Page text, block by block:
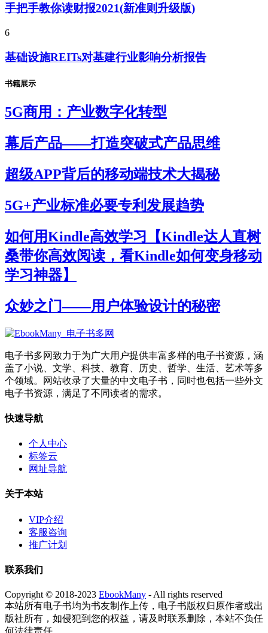
手把手教你读财报2021(新准则升级版)
6
基础设施REITs对基建行业影响分析报告
书籍展示
5G商用：产业数字化转型
幕后产品——打造突破式产品思维
超级APP背后的移动端技术大揭秘
5G+产业标准必要专利发展趋势
如何用Kindle高效学习【Kindle达人直树
桑带你高效阅读，看Kindle如何变身移动
学习神器】
众妙之门——用户体验设计的秘密
电子书多网致力于为广大用户提供丰富多样的电子书资源，涵
盖了小说、文学、科技、教育、历史、哲学、生活、艺术等多
个领域。网站收录了大量的中文电子书，同时也包括一些外文
电子书资源，满足了不同读者的需求。
快速导航
个人中心
标签云
网址导航
关于本站
VIP介绍
客服咨询
推广计划
联系我们
Copyright © 2018-2023 EbookMany - All rights reserved
本站所有电子书均为书友制作上传，电子书版权归原作者或出
版社所有，如侵犯到您的权益，请及时联系删除，本站不负任
何法律责任